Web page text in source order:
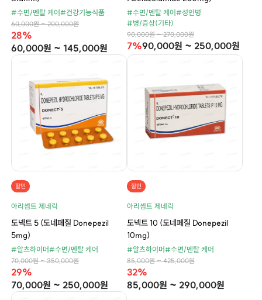
#수면/멘탈 케어#건강기능식품
60,000원 ~ 200,000원
28%
60,000원 ~ 145,000원
#수면/멘탈 케어#성인병
#병/증상(기타)
90,000원 ~ 270,000원
7%90,000원 ~ 250,000원
할인
아리셉트 제네릭
도넥트 5 (도네페질 Donepezil
5mg)
#알츠하이머#수면/멘탈 케어
70,000원 ~ 350,000원
29%
70,000원 ~ 250,000원
할인
아리셉트 제네릭
도넥트 10 (도네페질 Donepezil
10mg)
#알츠하이머#수면/멘탈 케어
85,000원 ~ 425,000원
32%
85,000원 ~ 290,000원